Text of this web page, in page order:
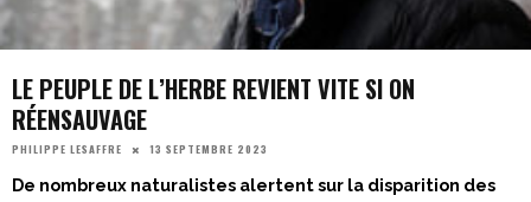
LE PEUPLE DE L’HERBE REVIENT VITE SI ON
RÉENSAUVAGE
PHILIPPE LESAFFRE 13 SEPTEMBRE 2023
De nombreux naturalistes alertent sur la disparition des